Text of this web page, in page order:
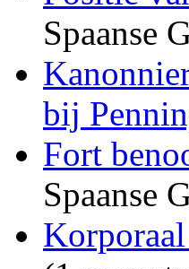
Spaanse
bij
Fort
Spaanse